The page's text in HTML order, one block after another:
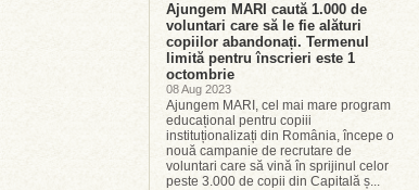
Ajungem MARI caută 1.000 de
voluntari care să le fie alături
copiilor abandonați. Termenul
limită pentru înscrieri este 1
octombrie
08 Aug 2023
Ajungem MARI, cel mai mare program
educațional pentru copiii
instituționalizați din România, începe o
nouă campanie de recrutare de
voluntari care să vină în sprijinul celor
peste 3.000 de copii din Capitală ș...